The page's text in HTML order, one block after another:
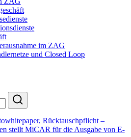
im ZAG
und Closed Loop
Rücktauschpflicht –
stellt MiCAR für die Ausgabe von E-